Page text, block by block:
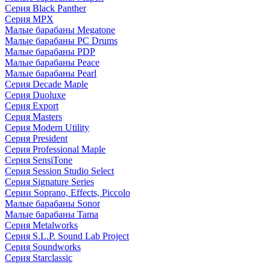
Серия Black Panther
Серия MPX
Малые барабаны Megatone
Малые барабаны PC Drums
Малые барабаны PDP
Малые барабаны Peace
Малые барабаны Pearl
Серия Decade Maple
Серия Duoluxe
Серия Export
Серия Masters
Серия Modern Utility
Серия President
Серия Professional Maple
Серия SensiTone
Серия Session Studio Select
Серия Signature Series
Серии Soprano, Effects, Piccolo
Малые барабаны Sonor
Малые барабаны Tama
Серия Metalworks
Серия S.L.P. Sound Lab Project
Серия Soundworks
Серия Starclassic